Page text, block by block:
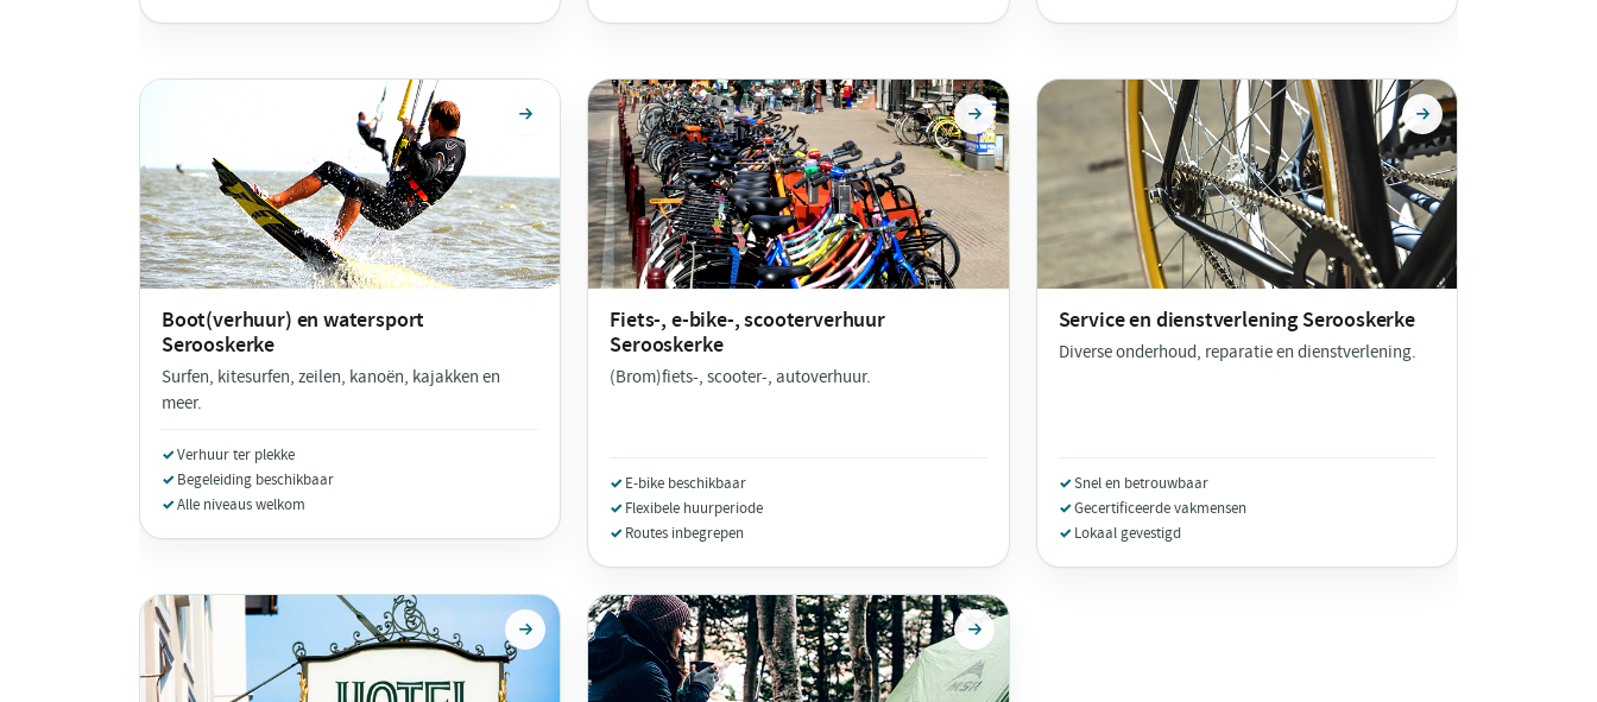
Boot(verhuur) en watersport
Serooskerke
Surfen, kitesurfen, zeilen, kanoën, kajakken en
meer.
Verhuur ter plekke
Begeleiding beschikbaar
Alle niveaus welkom
Fiets-, e-bike-, scooterverhuur
Serooskerke
(Brom)fiets-, scooter-, autoverhuur.
E-bike beschikbaar
Flexibele huurperiode
Routes inbegrepen
Service en dienstverlening Serooskerke
Diverse onderhoud, reparatie en dienstverlening.
Snel en betrouwbaar
Gecertificeerde vakmensen
Lokaal gevestigd